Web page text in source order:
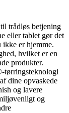
trådløs betjening
eller tablet gør det
ikke er hjemme.
hvilket er en
produkter.
tørringsteknologi
dine opvaskede
og lavere
og